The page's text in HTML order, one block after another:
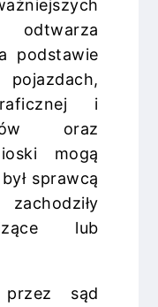
odtwarza
podstawie
i
oraz
mogą
sprawcą
lub
przez sąd